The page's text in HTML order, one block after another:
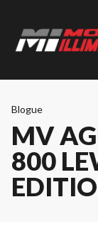
Blogue
MV
800